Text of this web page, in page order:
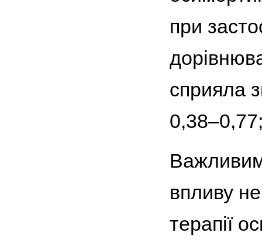
при
сприяла
впливу
терапії